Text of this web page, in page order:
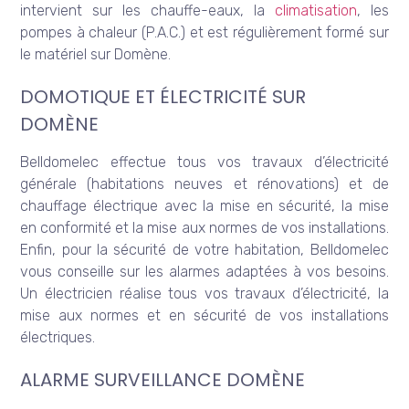
intervient sur les chauffe-eaux, la climatisation, les
pompes à chaleur (P.A.C.) et est régulièrement formé sur
le matériel sur Domène.
DOMOTIQUE ET ÉLECTRICITÉ SUR
DOMÈNE
Belldomelec effectue tous vos travaux d’électricité
générale (habitations neuves et rénovations) et de
chauffage électrique avec la mise en sécurité, la mise
en conformité et la mise aux normes de vos installations.
Enfin, pour la sécurité de votre habitation, Belldomelec
vous conseille sur les alarmes adaptées à vos besoins.
Un électricien réalise tous vos travaux d’électricité, la
mise aux normes et en sécurité de vos installations
électriques.
ALARME SURVEILLANCE DOMÈNE